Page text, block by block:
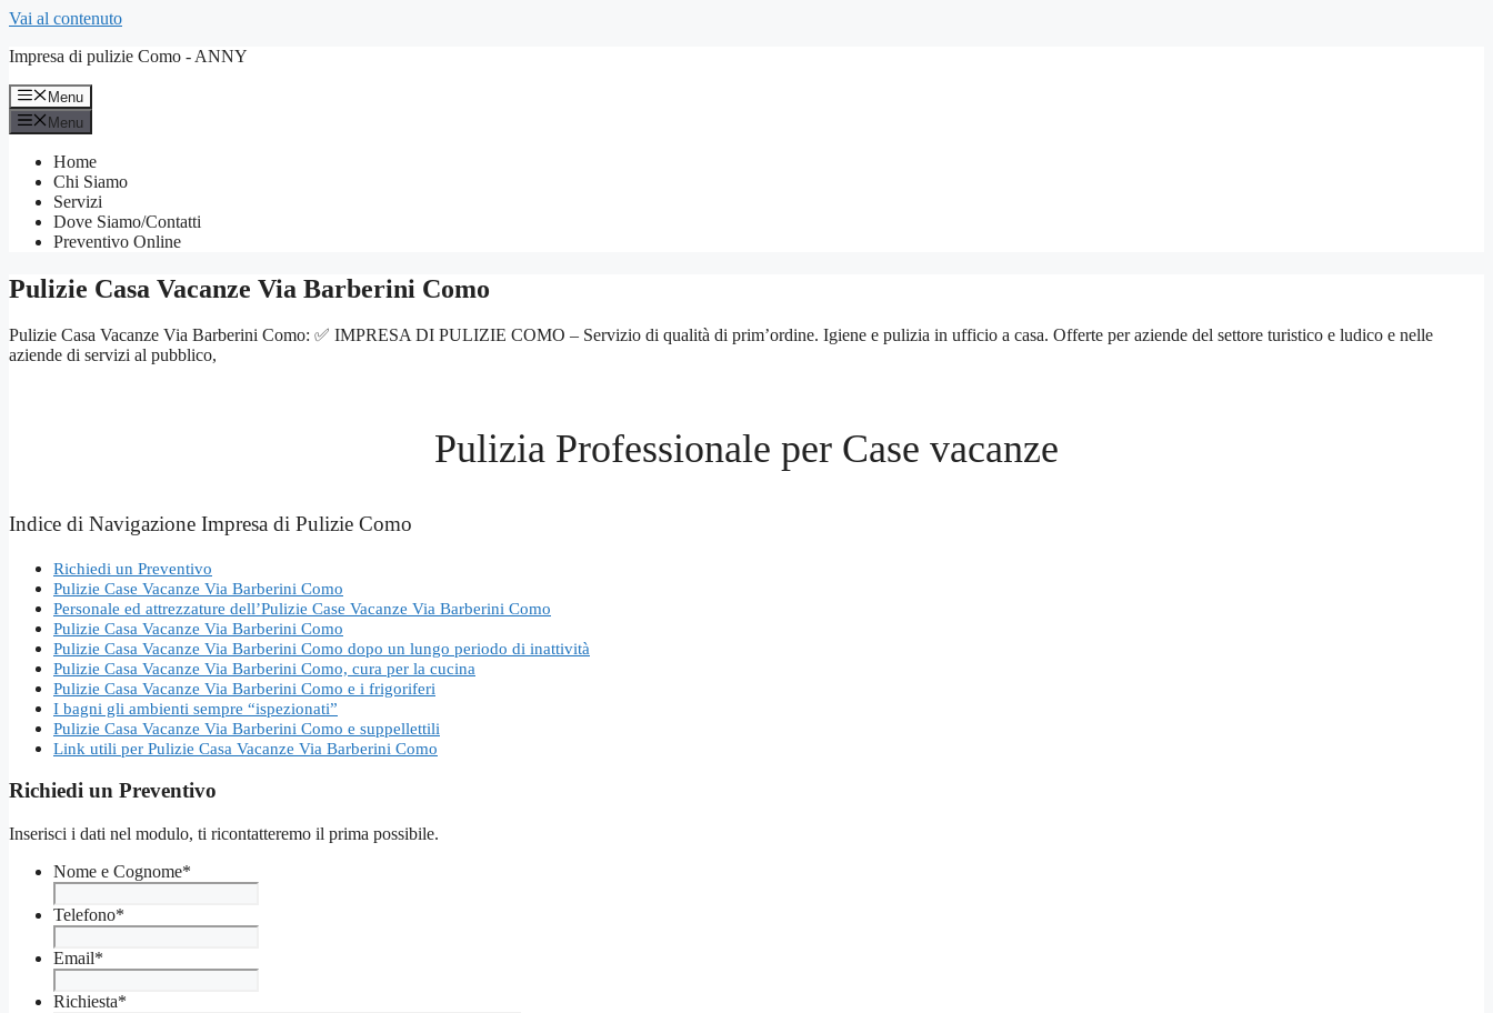
Vai al contenuto
Impresa di pulizie Como - ANNY
Menu
Menu
Home
Chi Siamo
Servizi
Dove Siamo/Contatti
Preventivo Online
Pulizie Casa Vacanze Via Barberini Como
Pulizie Casa Vacanze Via Barberini Como: ✅ IMPRESA DI PULIZIE COMO – Servizio di qualità di prim’ordine. Igiene e pulizia in ufficio a casa. Offerte per aziende del settore turistico e ludico e nelle
aziende di servizi al pubblico,
Pulizia Professionale per Case vacanze
Indice di Navigazione Impresa di Pulizie Como
Richiedi un Preventivo
Pulizie Case Vacanze Via Barberini Como
Personale ed attrezzature dell’Pulizie Case Vacanze Via Barberini Como
Pulizie Casa Vacanze Via Barberini Como
Pulizie Casa Vacanze Via Barberini Como dopo un lungo periodo di inattività
Pulizie Casa Vacanze Via Barberini Como, cura per la cucina
Pulizie Casa Vacanze Via Barberini Como e i frigoriferi
I bagni gli ambienti sempre “ispezionati”
Pulizie Casa Vacanze Via Barberini Como e suppellettili
Link utili per Pulizie Casa Vacanze Via Barberini Como
Richiedi un Preventivo
Inserisci i dati nel modulo, ti ricontatteremo il prima possibile.
Nome e Cognome*
Telefono*
Email*
Richiesta*